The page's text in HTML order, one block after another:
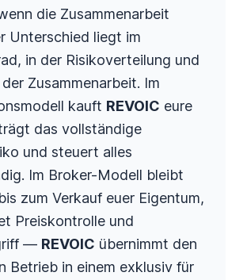
die Zusammenarbeit
Unterschied liegt im
in der Risikoverteilung und
Zusammenarbeit. Im
kauft REVOIC eure
das vollständige
und steuert alles
Im Broker-Modell bleibt
zum Verkauf euer Eigentum,
Preiskontrolle und
— REVOIC übernimmt den
Betrieb in einem exklusiv für